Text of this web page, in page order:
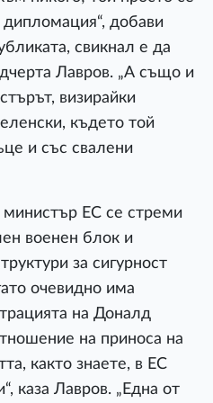
добави
свикнал е да
Лавров. „А също и
визирайки
където той
и със свалени
ЕС се стреми
военен блок и
за сигурност
очевидно има
на Доналд
на приноса на
както знаете, в ЕС
каза Лавров. „Една от